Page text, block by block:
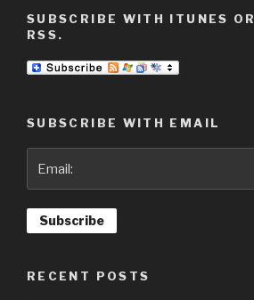
SUBSCRIBE WITH ITUNES
RSS.
SUBSCRIBE WITH EMAIL
RECENT POSTS